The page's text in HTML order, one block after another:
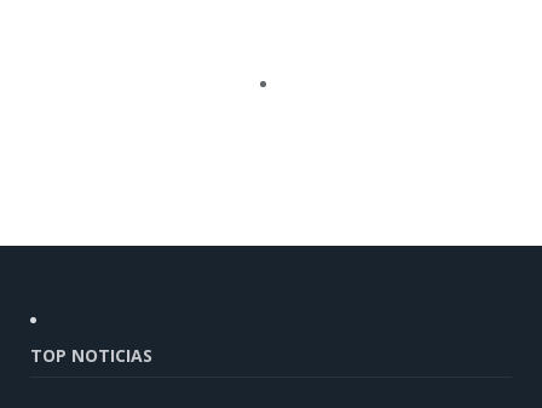
TOP NOTICIAS